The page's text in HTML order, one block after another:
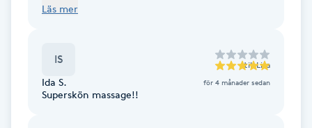
Fotsvamp
Fransar
avkopplande atmosfär där inne. Lisa är
Läs mer
IS till Lisa
Ida S. för 4 månader sedan
Superskön massage!!